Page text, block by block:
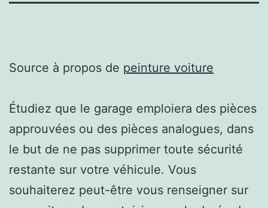
Source à propos de peinture voiture
Étudiez que le garage emploiera des pièces
approuvées ou des pièces analogues, dans
le but de ne pas supprimer toute sécurité
restante sur votre véhicule. Vous
souhaiterez peut-être vous renseigner sur